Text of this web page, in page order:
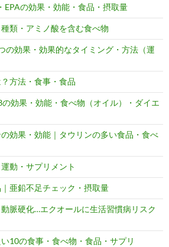
の効果・効能・食品・摂取量
類・アミノ酸を含む食べ物
の効果・効果的なタイミング・方法（運
方法・食事・食品
効果・効能・食べ物（オイル）・ダイエ
効果・効能｜タウリンの多い食品・食べ
動・サプリメント
亜鉛不足チェック・摂取量
脈硬化…エクオールに生活習慣病リスク
10の食事・食べ物・食品・サプリ